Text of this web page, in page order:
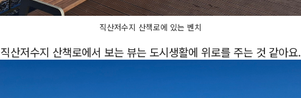
직산저수지 산책로에 있는 벤치
직산저수지 산책로에서 보는 뷰는 도시생활에 위로를 주는 것 같아요.